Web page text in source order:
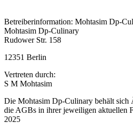
Betreiberinformation: Mohtasim Dp-
Mohtasim Dp-Culinary
Rudower Str. 158
12351 Berlin
Vertreten durch:
S M Mohtasim
Die Mohtasim Dp-Culinary behält sich
die AGBs in ihrer jeweiligen aktuellen
2025